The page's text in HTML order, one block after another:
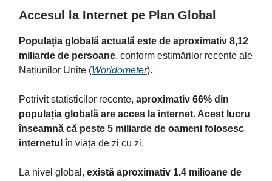
Accesul la Internet pe Plan Global
Populația globală actuală este de aproximativ 8,12
miliarde de persoane, conform estimărilor recente ale
Națiunilor Unite​ (Worldometer)​.
Potrivit statisticilor recente, aproximativ 66% din
populația globală are acces la internet. Acest lucru
înseamnă că peste 5 miliarde de oameni folosesc
internetul în viața de zi cu zi.
La nivel global, există aproximativ 1.4 milioane de